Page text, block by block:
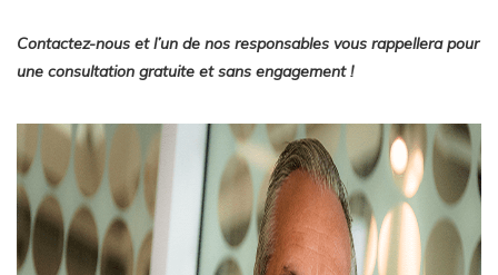
Contactez-nous et l’un de nos responsables vous rappellera pour
une consultation gratuite et sans engagement !